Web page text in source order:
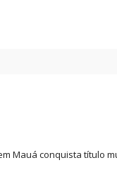
Mauá conquista título